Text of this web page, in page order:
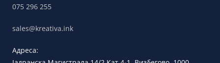
075 296 255
sales@kreativa.ink
Адреса: